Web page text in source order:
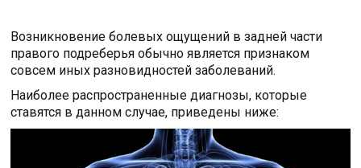
Возникновение болевых ощущений в задней части
правого подреберья обычно является признаком
совсем иных разновидностей заболеваний.
Наиболее распространенные диагнозы, которые
ставятся в данном случае, приведены ниже: